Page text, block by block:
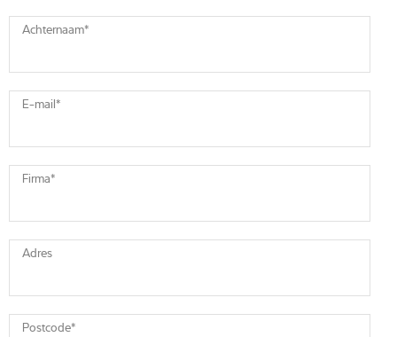
Achternaam*
E-mail*
Firma*
Adres
Postcode*